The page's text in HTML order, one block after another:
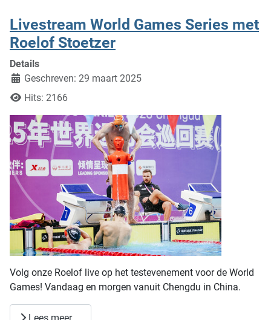
Livestream World Games Series met
Roelof Stoetzer
Details
Geschreven: 29 maart 2025
Hits: 2166
Volg onze Roelof live op het testevenement voor de World
Games! Vandaag en morgen vanuit Chengdu in China.